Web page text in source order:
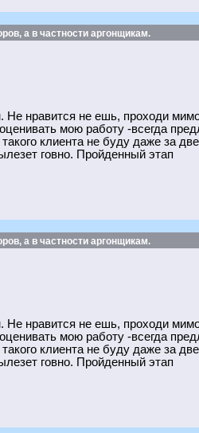
а в частности аргонщикам.
нравится не ешь, проходи
мою работу -всегда
клиента не буду даже за
говно. Пройденный этап
а в частности аргонщикам.
нравится не ешь, проходи
мою работу -всегда
клиента не буду даже за
говно. Пройденный этап